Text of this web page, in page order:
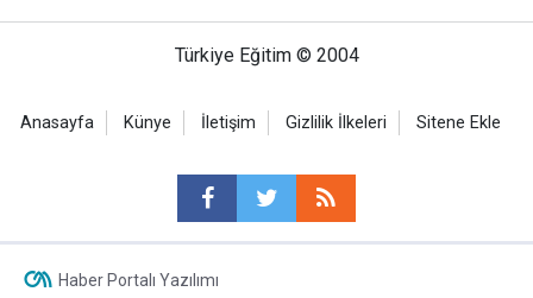
Türkiye Eğitim © 2004
Anasayfa Künye İletişim Gizlilik İlkeleri Sitene Ekle
Haber Portalı Yazılımı